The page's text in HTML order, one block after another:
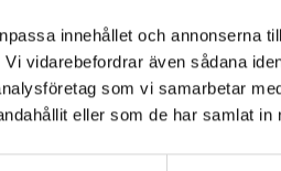
innehållet och annonserna
vidarebefordrar även sådana
som vi samarbetar
eller som de har samlat in
av våra egna utbildare och
från föreläsningar på några
med både teori och praktik.
handledare kan hjälpa
djupare kunskapsbas,